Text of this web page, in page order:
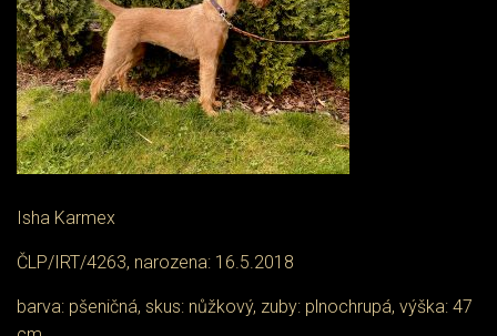
Isha Karmex
ČLP/IRT/4263, narozena: 16.5.2018
barva: pšeničná, skus: nůžkový, zuby: plnochrupá, výška: 47